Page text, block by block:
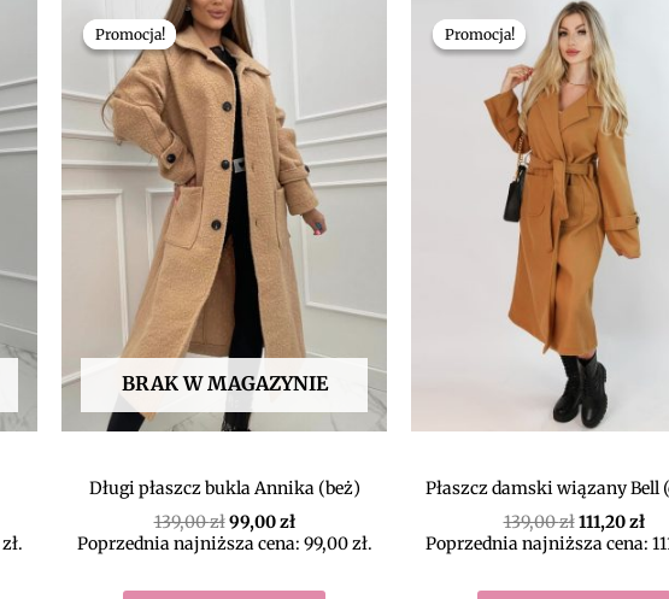
zł.
Promocja!
BRAK W MAGAZYNIE
Promocja!
Długi płaszcz bukla Annika (beż)
139,00zł
Pierwotna
cena
wynosiła:
139,00 zł.
99,00zł
Poprzednia najniższa cena: 99,00zł.
Promocja!
Promocja!
Płaszcz damski wiązany Bell
139,00zł
Pierwotna
cena
wynosiła:
139,00 zł.
111,20zł
Poprzednia najniższa cena: